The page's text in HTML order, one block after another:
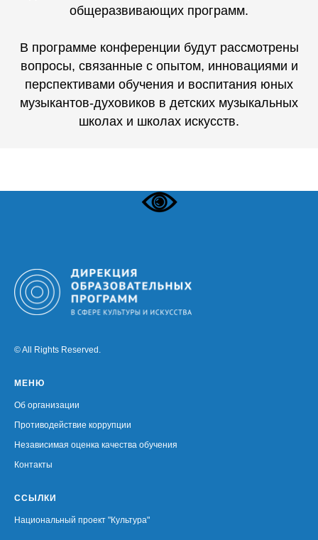
общеразвивающих программ.
В программе конференции будут рассмотрены
вопросы, связанные с опытом, инновациями и
перспективами обучения и воспитания юных
музыкантов-духовиков в детских музыкальных
школах и школах искусств.
© All Rights Reserved.
МЕНЮ
Об организации
Противодействие коррупции
Независимая оценка качества обучения
Контакты
ССЫЛКИ
Национальный проект "Культура"